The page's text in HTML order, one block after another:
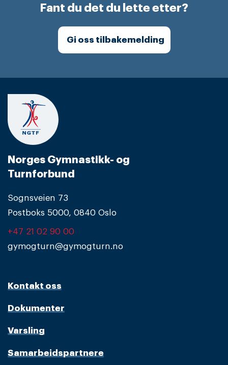
Fant du det du lette etter?
Gi oss tilbakemelding
Norges Gymnastikk- og
Turnforbund
Sognsveien 73
Postboks 5000, 0840 Oslo
+47 21 02 90 00
gymogturn@gymogturn.no
Kontakt oss
Dokumenter
Varsling
Samarbeidspartnere